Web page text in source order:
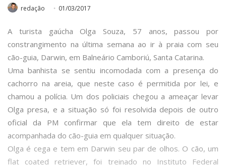
redação 01/03/2017
A turista gaúcha Olga Souza, 57 anos, passou por
constrangimento na última semana ao ir à praia com seu
cão-guia, Darwin, em Balneário Camboriú, Santa Catarina.
Uma banhista se sentiu incomodada com a presença do
cachorro na areia, que neste caso é permitida por lei, e
chamou a polícia. Um dos policiais chegou a ameaçar levar
Olga presa, e a situação só foi resolvida depois de outro
oficial da PM confirmar que ela tem direito de estar
acompanhada do cão-guia em qualquer situação.
Olga é cega e tem em Darwin seu par de olhos. O cão, um
flat coated retriever, foi treinado no Instituto Federal